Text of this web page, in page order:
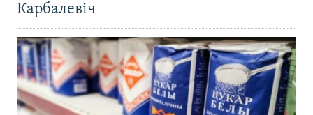
Карбалевіч